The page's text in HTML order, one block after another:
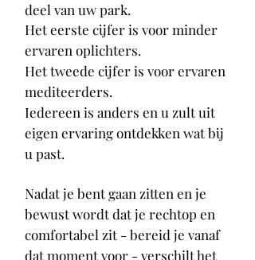
deel van uw park.
Het eerste cijfer is voor minder
ervaren oplichters.
Het tweede cijfer is voor ervaren
mediteerders.
Iedereen is anders en u zult uit
eigen ervaring ontdekken wat bij
u past.
Nadat je bent gaan zitten en je
bewust wordt dat je rechtop en
comfortabel zit - bereid je vanaf
dat moment voor - verschilt het